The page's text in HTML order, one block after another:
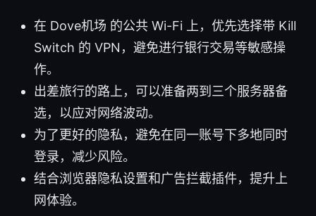
在 Dove机场 的公共 Wi-Fi 上，优先选择带 Kill
Switch 的 VPN，避免进行银行交易等敏感操
作。
出差旅行的路上，可以准备两到三个服务器备
选，以应对网络波动。
为了更好的隐私，避免在同一账号下多地同时
登录，减少风险。
结合浏览器隐私设置和广告拦截插件，提升上
网体验。